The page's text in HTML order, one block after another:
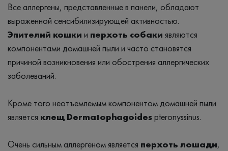
Все аллергены, представленные в панели, обладают
выраженной сенсибилизирующей активностью.
Эпителий кошки и перхоть собаки являются
компонентами домашней пыли и часто становятся
причиной возникновения или обострения аллергических
заболеваний.
Кроме того неотъемлемым компонентом домашней пыли
является клещ Dermatophagoidespteronyssinus.
Очень сильным аллергеном является перхоть лошади,